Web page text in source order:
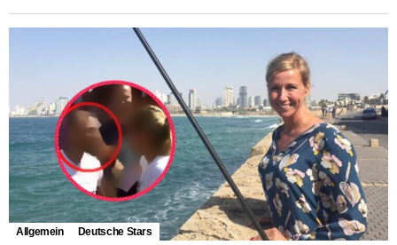
Allgemein Deutsche Stars